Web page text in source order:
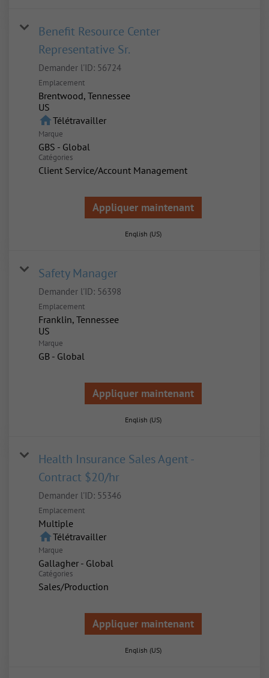
Benefit Resource Center
Representative Sr.
Demander l'ID: 56724
Emplacement
Brentwood, Tennessee
homeTélétravailler
Marque
GBS - Global
Catégories
Client Service/Account Management
Appliquer maintenant
English (US)
Safety Manager
Demander l'ID: 56398
Emplacement
Franklin, Tennessee
Marque
GB - Global
Appliquer maintenant
English (US)
Health Insurance Sales Agent -
Contract $20/hr
Demander l'ID: 55346
Emplacement
Multiple
homeTélétravailler
Marque
Gallagher - Global
Catégories
Sales/Production
Appliquer maintenant
English (US)